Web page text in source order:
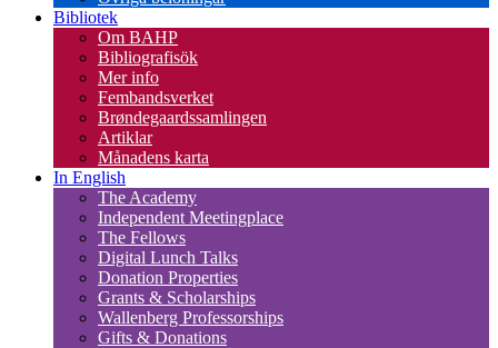
Bibliotek
Om BAHP
Bibliografisök
Mer info
Fembandsverket
Brøndegaardssamlingen
Artiklar
Månadens karta
In English
The Academy
Independent Meetingplace
The Fellows
Digital Lunch Talks
Donation Properties
Grants & Scholarships
Wallenberg Professorships
Gifts & Donations